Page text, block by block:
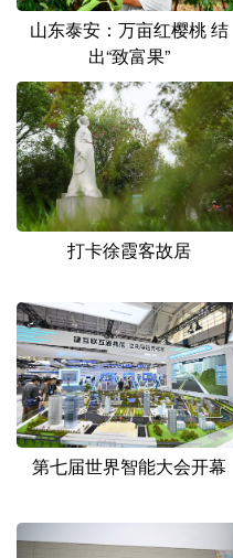
山东泰安：万亩红樱桃 结
出“致富果”
打卡徐霞客故居
第七届世界智能大会开幕